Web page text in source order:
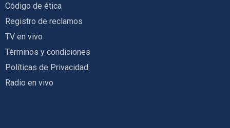
Código de ética
Registro de reclamos
TV en vivo
Términos y condiciones
Políticas de Privacidad
Radio en vivo